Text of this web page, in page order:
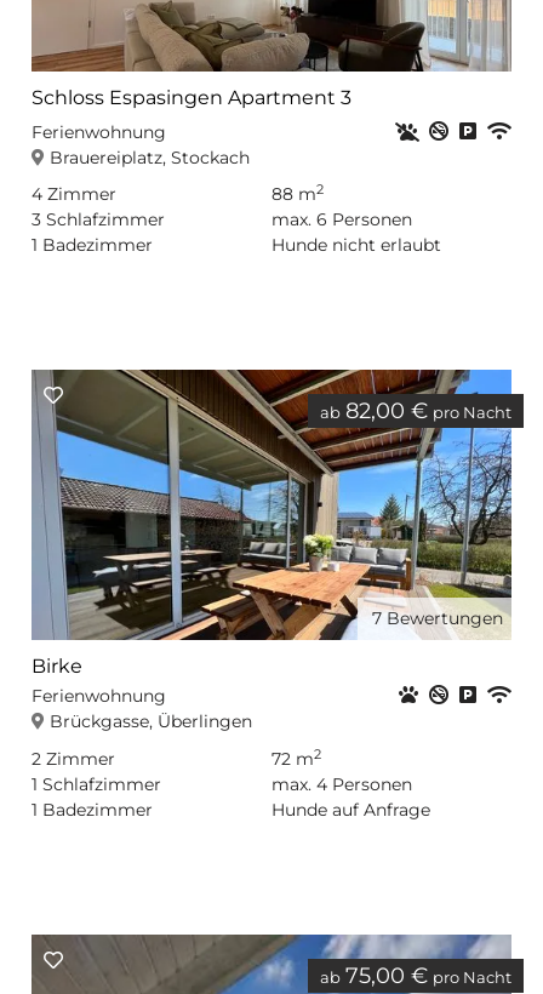
Schloss Espasingen Apartment 3
Ferienwohnung
Brauereiplatz, Stockach
Haustiere
4 Zimmer
3 Schlafzimmer
1 Badezimmer
88 m2
max. 6 Personen
Hunde nicht erlaubt
ab 82,00 € pro Nacht
7 Bewertungen
Birke
Ferienwohnung
Brückgasse, Überlingen
Haustiere
2 Zimmer
1 Schlafzimmer
1 Badezimmer
72 m2
max. 4 Personen
Hunde auf Anfrage
ab 75,00 € pro Nacht